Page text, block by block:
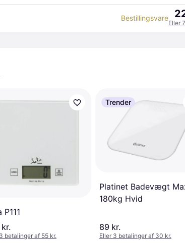
Bestillingsvare
Eller
betalinger af 55 kr.
Trender
Platinet Badevægt
180kg Hvid
89 kr.
Eller 3 betalinger af 30 kr.